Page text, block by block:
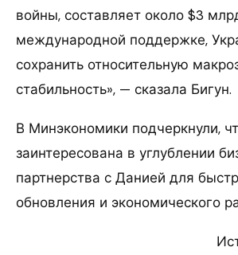
войны, составляет около $3
международной поддержке,
сохранить относительную
стабильность», — сказала Бигун.
В Минэкономики подчеркнули,
заинтересована в углублении
партнерства с Данией для
обновления и экономического